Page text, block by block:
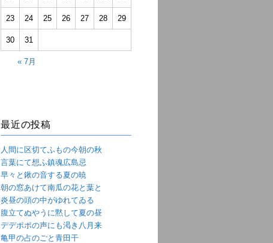
23 24 25 26 27 28 29
30 31
« 7月
最近の投稿
人間に区切てふもの今朝の秋
言葉にて想ふ鎮魂広島忌
早々と鍬の音する夏の暁
朝の窓あけて南瓜の花と葉と
炎昼の頭の中がゆれてゐる
腹立てぬやうに黙して夏の昼
デデポポの声にも渇き八月来
亀甲の占のごと青田干